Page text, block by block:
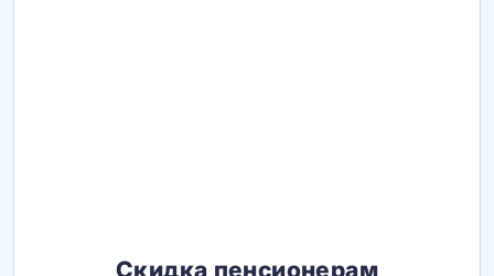
Скидка пенсионерам